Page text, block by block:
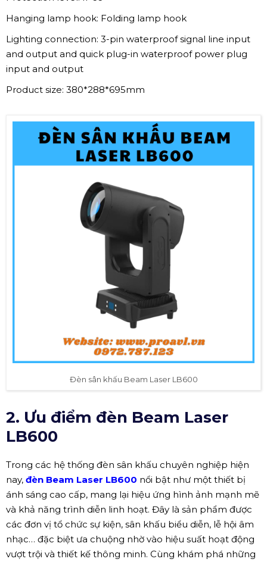
Hanging lamp hook: Folding lamp hook
Lighting connection: 3-pin waterproof signal line input
and output and quick plug-in waterproof power plug
input and output
Product size: 380*288*695mm
Đèn sân khấu Beam Laser LB600
2. Ưu điểm đèn Beam Laser
LB600
Trong các hệ thống đèn sân khấu chuyên nghiệp hiện
nay, đèn Beam Laser LB600 nổi bật như một thiết bị
ánh sáng cao cấp, mang lại hiệu ứng hình ảnh mạnh mẽ
và khả năng trình diễn linh hoạt. Đây là sản phẩm được
các đơn vị tổ chức sự kiện, sân khấu biểu diễn, lễ hội âm
nhạc… đặc biệt ưa chuộng nhờ vào hiệu suất hoạt động
vượt trội và thiết kế thông minh. Cùng khám phá những